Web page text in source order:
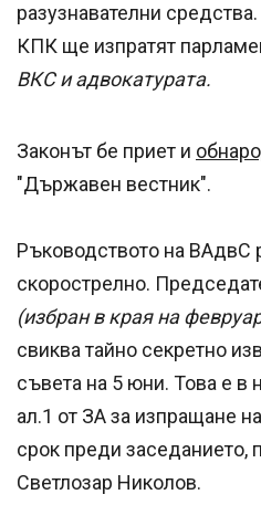
разузнавателни
КПК ще изпратят
ВКС и адвокатурата.
Законът бе приет и
"Държавен вестник".
Ръководството на ВАдвС
скорострелно.
(избран в края на
свиква тайно секретно
съвета на 5 юни. Това е в
ал.1 от ЗА за изпращане
срок преди заседанието,
Светлозар Николов.